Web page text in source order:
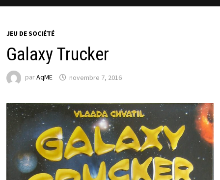
JEU DE SOCIÉTÉ
Galaxy Trucker
parAqME novembre 7, 2016